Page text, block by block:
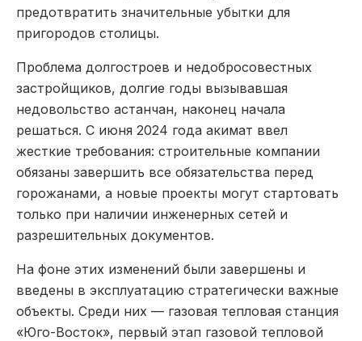
предотвратить значительные убытки для
пригородов столицы.
Проблема долгостроев и недобросовестных
застройщиков, долгие годы вызывавшая
недовольство астанчан, наконец начала
решаться. С июня 2024 года акимат ввел
жесткие требования: строительные компании
обязаны завершить все обязательства перед
горожанами, а новые проекты могут стартовать
только при наличии инженерных сетей и
разрешительных документов.
На фоне этих изменений были завершены и
введены в эксплуатацию стратегически важные
объекты. Среди них — газовая тепловая станция
«Юго-Восток», первый этап газовой тепловой